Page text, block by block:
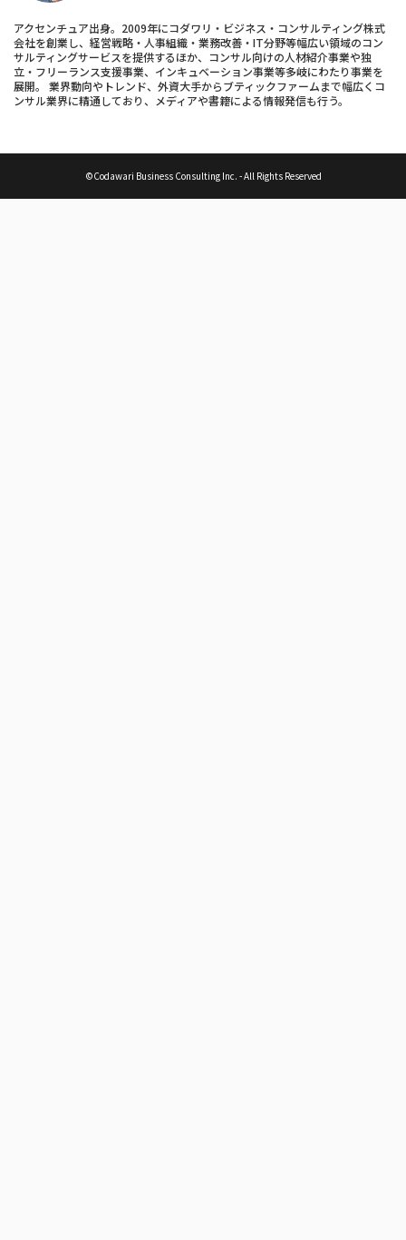
アクセンチュア出身。2009年にコダワリ・ビジネス・コンサルティング株式
会社を創業し、経営戦略・人事組織・業務改善・IT分野等幅広い領域のコン
サルティングサービスを提供するほか、コンサル向けの人材紹介事業や独
立・フリーランス支援事業、インキュベーション事業等多岐にわたり事業を
展開。 業界動向やトレンド、外資大手からブティックファームまで幅広くコ
ンサル業界に精通しており、メディアや書籍による情報発信も行う。
©Codawari Business Consulting Inc. - All Rights Reserved